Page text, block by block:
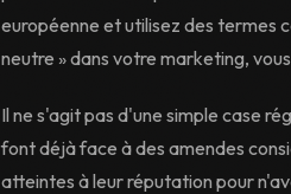
européenne et utilisez des termes
neutre » dans votre marketing,
Il ne s'agit pas d'une simple case
font déjà face à des amendes
atteintes à leur réputation pour